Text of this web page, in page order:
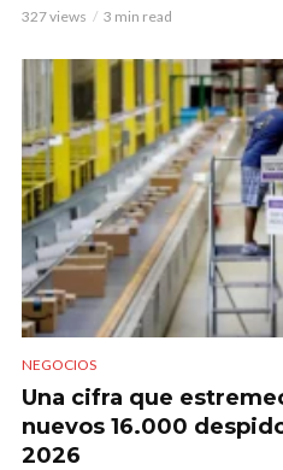
327 views 3 min read
NEGOCIOS
Una cifra que
nuevos 16.000
2026